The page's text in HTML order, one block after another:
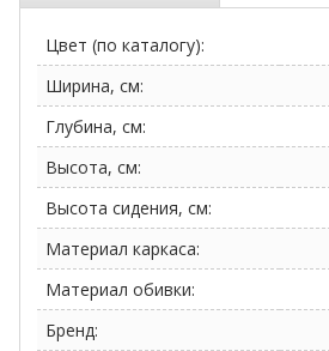
Цвет (по каталогу):
Ширина, см:
Глубина, см:
Высота, см:
Высота сидения, см:
Материал каркаса:
Материал обивки:
Бренд: